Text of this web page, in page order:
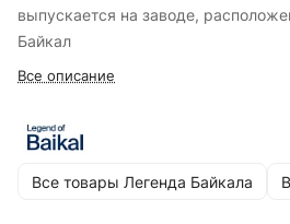
выпускается на заводе,
Байкал
Все описание
Все товары Легенда Байкала